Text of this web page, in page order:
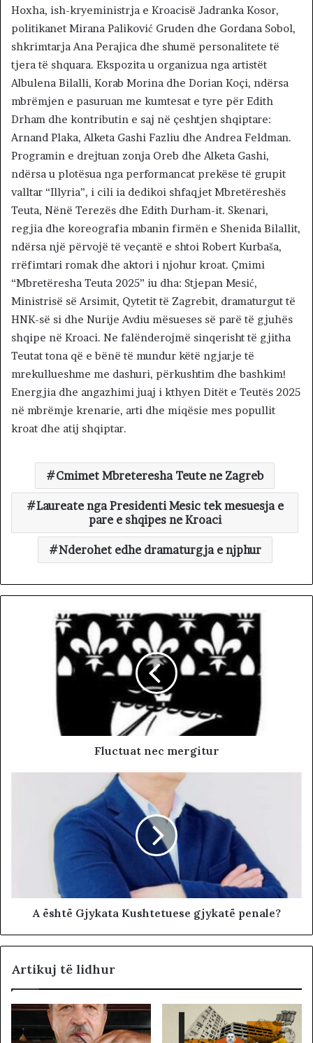
Hoxha, ish-kryeministrja e Kroacisë Jadranka Kosor,
politikanet Mirana Paliković Gruden dhe Gordana Sobol,
shkrimtarja Ana Perajica dhe shumë personalitete të
tjera të shquara. Ekspozita u organizua nga artistët
Albulena Bilalli, Korab Morina dhe Dorian Koçi, ndërsa
mbrëmjen e pasuruan me kumtesat e tyre për Edith
Drham dhe kontributin e saj në çeshtjen shqiptare:
Arnand Plaka, Alketa Gashi Fazliu dhe Andrea Feldman.
Programin e drejtuan zonja Oreb dhe Alketa Gashi,
ndërsa u plotësua nga performancat prekëse të grupit
valltar “Illyria”, i cili ia dedikoi shfaqjet Mbretëreshës
Teuta, Nënë Terezës dhe Edith Durham-it. Skenari,
regjia dhe koreografia mbanin firmën e Shenida Bilallit,
ndërsa një përvojë të veçantë e shtoi Robert Kurbaša,
rrëfimtari romak dhe aktori i njohur kroat. Çmimi
“Mbretëresha Teuta 2025” iu dha: Stjepan Mesić,
Ministrisë së Arsimit, Qytetit të Zagrebit, dramaturgut të
HNK-së si dhe Nurije Avdiu mësueses së parë të gjuhës
shqipe në Kroaci. Ne falënderojmë sinqerisht të gjitha
Teutat tona që e bënë të mundur këtë ngjarje të
mrekullueshme me dashuri, përkushtim dhe bashkim!
Energjia dhe angazhimi juaj i kthyen Ditët e Teutës 2025
në mbrëmje krenarie, arti dhe miqësie mes popullit
kroat dhe atij shqiptar.
Cmimet Mbreteresha Teute ne Zagreb
Laureate nga Presidenti Mesic tek mesuesja e
pare e shqipes ne Kroaci
Nderohet edhe dramaturgja e njphur
Fluctuat nec mergitur
A është Gjykata Kushtetuese gjykatë penale?
Artikuj të lidhur